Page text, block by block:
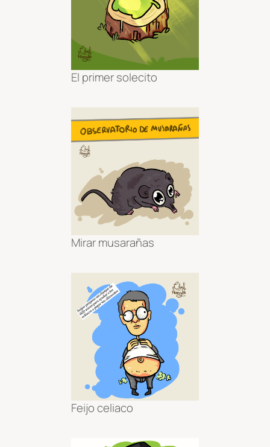
El primer solecito
Mirar musarañas
Feijo celiaco